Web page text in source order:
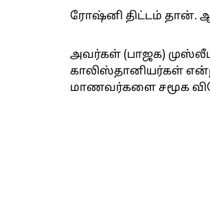
ரோஷ்னி திட்டம் தான்.
அவர்கள் (பாஜக)
காலிஸ்தானியர்கள்
மாணவர்களை சமூக